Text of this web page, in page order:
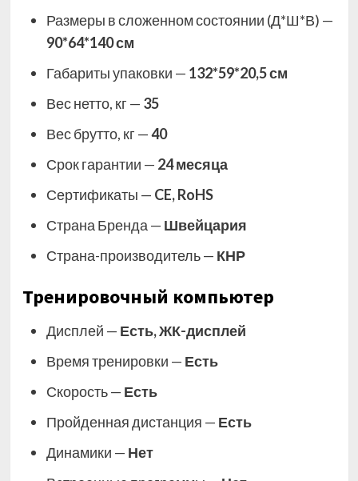
Размеры в сложенном состоянии (Д*Ш*В) —
90*64*140 см
Габариты упаковки — 132*59*20,5 см
Вес нетто, кг — 35
Вес брутто, кг —40
Срок гарантии — 24 месяца
Сертификаты — CE, RoHS
Страна Бренда — Швейцария
Страна-производитель — КНР
Тренировочный компьютер
Дисплей — Есть, ЖК-дисплей
Время тренировки — Есть
Скорость — Есть
Пройденная дистанция — Есть
Динамики — Нет